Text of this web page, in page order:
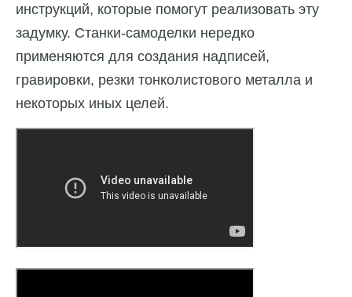
инструкций, которые помогут реализовать эту
задумку. Станки-самоделки нередко
применяются для создания надписей,
гравировки, резки тонколистового металла и
некоторых иных целей.